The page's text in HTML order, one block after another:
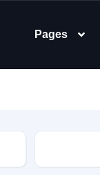
Pages